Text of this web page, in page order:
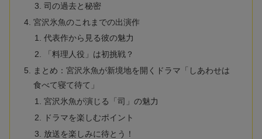
司の過去と秘密
宮沢氷魚のこれまでの出演作
代表作から見る彼の魅力
「料理人役」は初挑戦？
まとめ：宮沢氷魚が新境地を開くドラマ「しあわせは
食べて寝て待て」
宮沢氷魚が演じる「司」の魅力
ドラマを楽しむポイント
放送を楽しみに待とう！